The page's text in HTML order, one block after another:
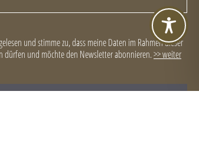
und stimme zu, dass meine Daten im Rahmen dieser
dürfen und möchte den Newsletter abonnieren.>> weiter